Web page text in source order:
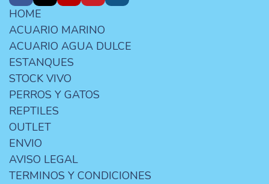
HOME
ACUARIO MARINO
ACUARIO AGUA DULCE
ESTANQUES
STOCK VIVO
PERROS Y GATOS
REPTILES
OUTLET
ENVIO
AVISO LEGAL
TERMINOS Y CONDICIONES